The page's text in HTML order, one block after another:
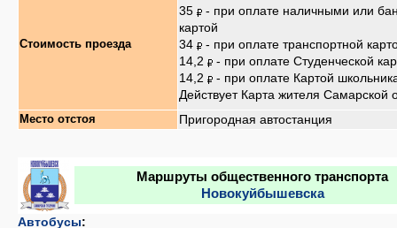
Стоимость проезда
35
- при оплате наличными или
картой
34
- при оплате транспортной
14,2
- при оплате Студенческой
14,2
- при оплате Картой
Действует Карта жителя Самарской
Место отстоя Пригородная автостанция
Маршруты общественного транспорта
Новокуйбышевска
Автобусы: